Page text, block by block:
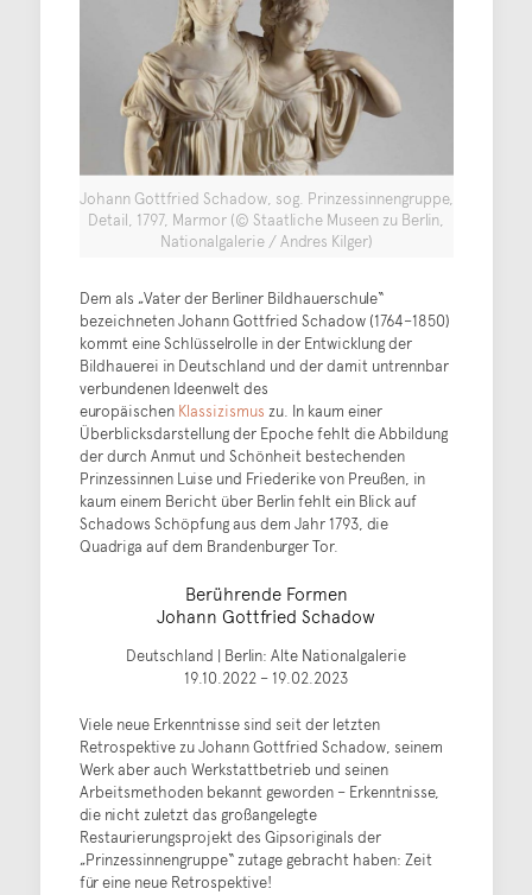
Johann Gottfried Schadow, sog. Prinzessinnengruppe,
Detail, 1797, Marmor (© Staatliche Museen zu Berlin,
Nationalgalerie / Andres Kilger)
Dem als „Vater der Berliner Bildhauerschule“
bezeichneten Johann Gottfried Schadow (1764–1850)
kommt eine Schlüsselrolle in der Entwicklung der
Bildhauerei in Deutschland und der damit untrennbar
verbundenen Ideenwelt des
europäischen Klassizismus zu. In kaum einer
Überblicksdarstellung der Epoche fehlt die Abbildung
der durch Anmut und Schönheit bestechenden
Prinzessinnen Luise und Friederike von Preußen, in
kaum einem Bericht über Berlin fehlt ein Blick auf
Schadows Schöpfung aus dem Jahr 1793, die
Quadriga auf dem Brandenburger Tor.
Berührende Formen
Johann Gottfried Schadow
Deutschland | Berlin: Alte Nationalgalerie
19.10.2022 – 19.02.2023
Viele neue Erkenntnisse sind seit der letzten
Retrospektive zu Johann Gottfried Schadow, seinem
Werk aber auch Werkstattbetrieb und seinen
Arbeitsmethoden bekannt geworden – Erkenntnisse,
die nicht zuletzt das großangelegte
Restaurierungsprojekt des Gipsoriginals der
„Prinzessinnengruppe“ zutage gebracht haben: Zeit
für eine neue Retrospektive!